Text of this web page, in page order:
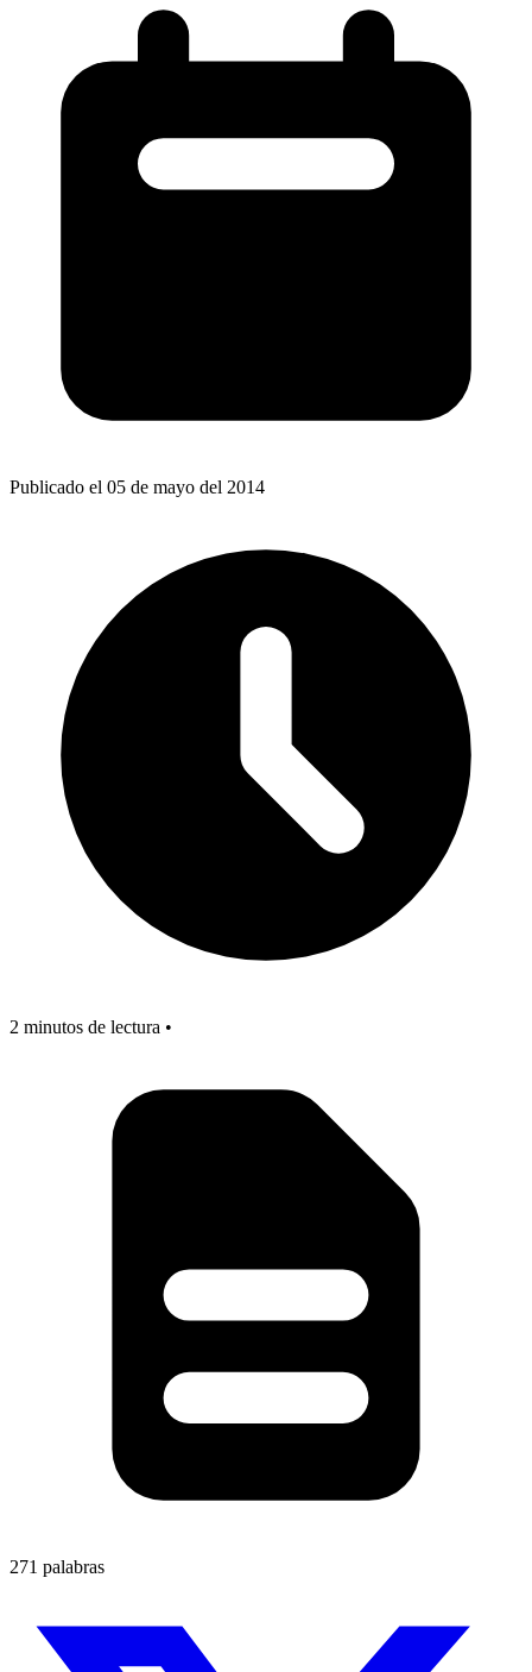
Publicado el 05 de mayo del 2014
2 minutos de lectura •
271 palabras